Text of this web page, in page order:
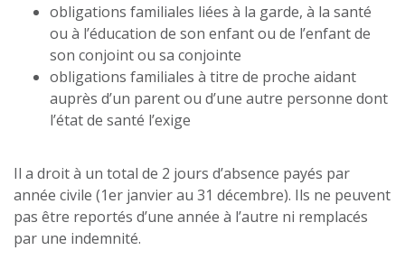
obligations familiales liées à la garde, à la santé
ou à l’éducation de son enfant ou de l’enfant de
son conjoint ou sa conjointe
obligations familiales à titre de proche aidant
auprès d’un parent ou d’une autre personne dont
l’état de santé l’exige
Il a droit à un total de 2 jours d’absence payés par
année civile (1er janvier au 31 décembre). Ils ne peuvent
pas être reportés d’une année à l’autre ni remplacés
par une indemnité.